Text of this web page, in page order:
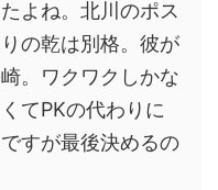
よね。北川のポス
の乾は別格。彼が
。ワクワクしかな
てPKの代わりに
すが最後決めるの